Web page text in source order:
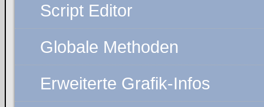
Script Editor
Globale Methoden
Erweiterte Grafik-Infos